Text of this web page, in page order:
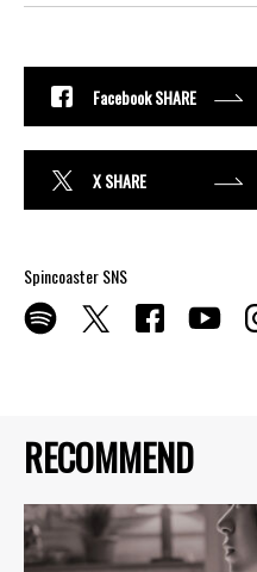
RECOMMEND
Facebook SHARE
X SHARE
Spincoaster SNS